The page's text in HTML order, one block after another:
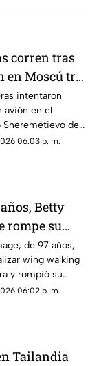
corren tras
Moscú tras
a su vuelo
intentaron
avión en el
Sheremétievo de
tarde a su
06:03 p. m.
Betty
rompe su
Guinness
de 97 años,
wing walking
y rompió su
Guinness tras
06:02 p. m.
Tailandia